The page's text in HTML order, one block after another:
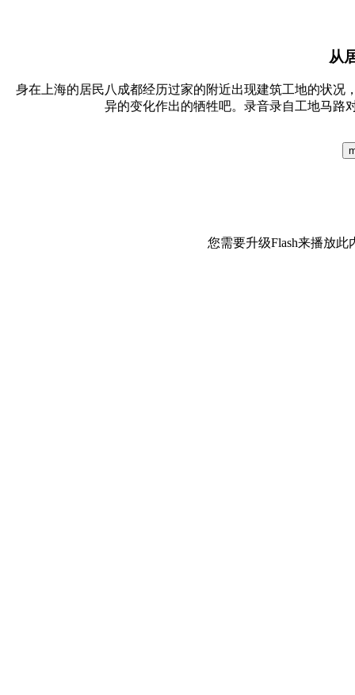
从
身在上海的居民八成都经历过家的附近出现建筑工地的状
异的变化作出的牺牲吧。录音录自工地马路
您需要升级Flash来播放此